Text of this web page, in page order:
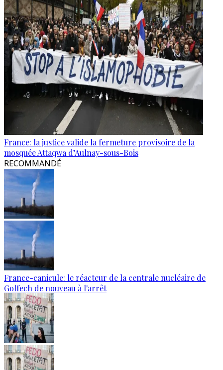
France: la justice valide la fermeture provisoire de la
mosquée Attaqwa d’Aulnay-sous-Bois
RECOMMANDÉ
France-canicule: le réacteur de la centrale nucléaire de
Golfech de nouveau à l'arrêt